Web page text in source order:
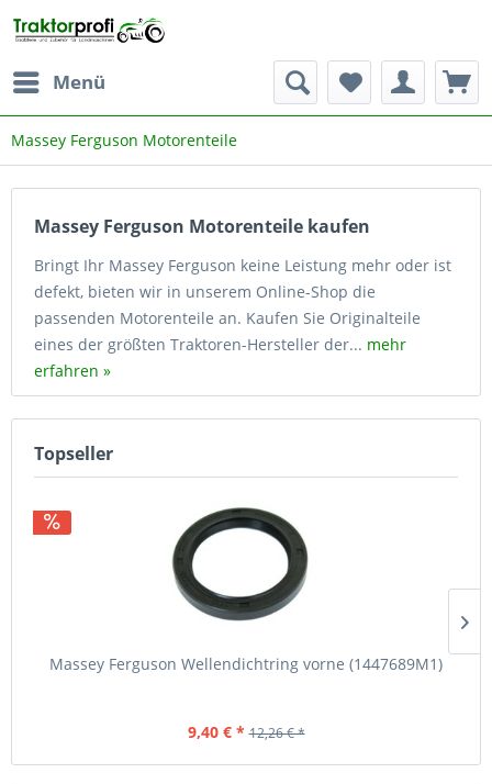
Menü
Massey Ferguson Motorenteile
Massey Ferguson Motorenteile kaufen
Bringt Ihr Massey Ferguson keine Leistung mehr oder ist
defekt, bieten wir in unserem Online-Shop die
passenden Motorenteile an. Kaufen Sie Originalteile
eines der größten Traktoren-Hersteller der... mehr
erfahren »
Topseller
Massey Ferguson Wellendichtring vorne (1447689M1)
9,40 € * 12,26 € *